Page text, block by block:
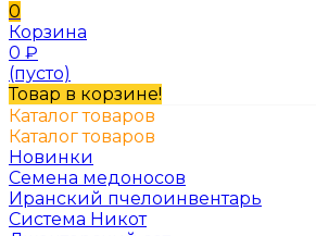
0
Корзина
0 ₽
(пусто)
Товар в корзине!
Каталог товаров
Каталог товаров
Новинки
Семена медоносов
Иранский пчелоинвентарь
Система Никот